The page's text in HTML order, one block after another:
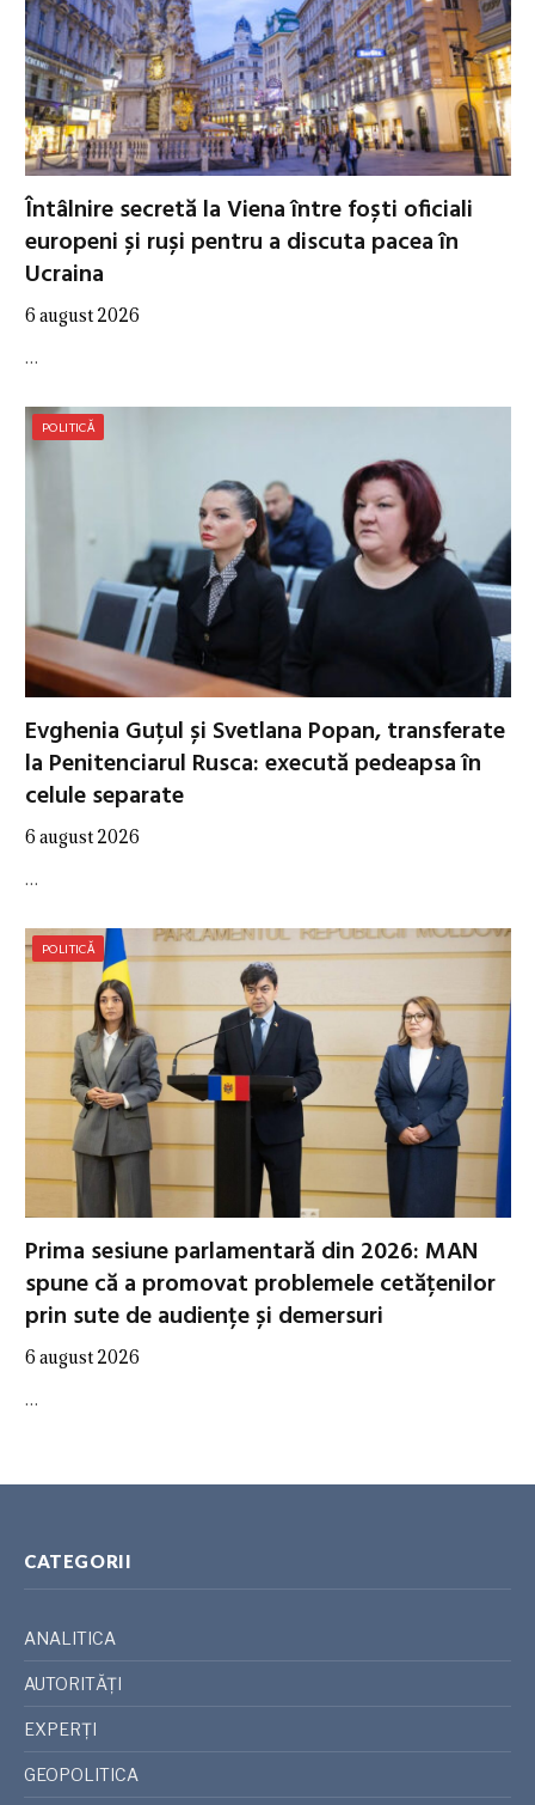
Întâlnire secretă la Viena între foști oficiali
europeni și ruși pentru a discuta pacea în
Ucraina
6 august 2026
…
POLITICĂ
Evghenia Guțul și Svetlana Popan, transferate
la Penitenciarul Rusca: execută pedeapsa în
celule separate
6 august 2026
…
POLITICĂ
Prima sesiune parlamentară din 2026: MAN
spune că a promovat problemele cetățenilor
prin sute de audiențe și demersuri
6 august 2026
…
CATEGORII
ANALITICA
AUTORITĂȚI
EXPERȚI
GEOPOLITICA